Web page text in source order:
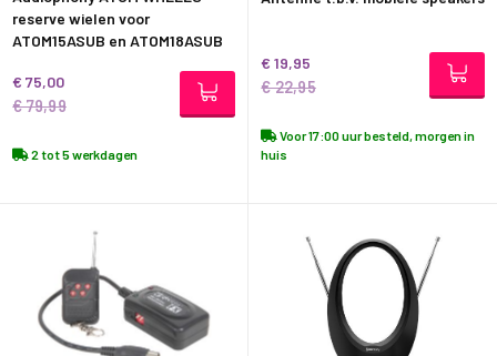
reserve wielen voor
ATOM15ASUB en ATOM18ASUB
€ 75,00
€ 79,99
2 tot 5 werkdagen
€ 19,95
€ 22,95
Voor 17:00 uur besteld, morgen in
huis